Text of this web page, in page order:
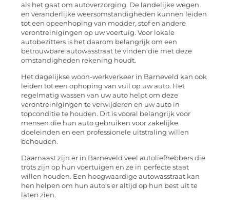
als het gaat om autoverzorging. De landelijke wegen
en veranderlijke weersomstandigheden kunnen leiden
tot een opeenhoping van modder, stof en andere
verontreinigingen op uw voertuig. Voor lokale
autobezitters is het daarom belangrijk om een
betrouwbare autowasstraat te vinden die met deze
omstandigheden rekening houdt.
Het dagelijkse woon-werkverkeer in Barneveld kan ook
leiden tot een ophoping van vuil op uw auto. Het
regelmatig wassen van uw auto helpt om deze
verontreinigingen te verwijderen en uw auto in
topconditie te houden. Dit is vooral belangrijk voor
mensen die hun auto gebruiken voor zakelijke
doeleinden en een professionele uitstraling willen
behouden.
Daarnaast zijn er in Barneveld veel autoliefhebbers die
trots zijn op hun voertuigen en ze in perfecte staat
willen houden. Een hoogwaardige autowasstraat kan
hen helpen om hun auto’s er altijd op hun best uit te
laten zien.